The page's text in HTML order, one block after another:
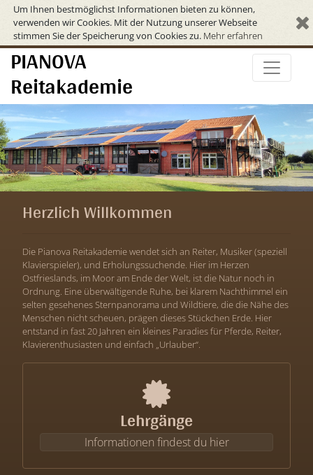
Um Ihnen bestmöglichst Informationen bieten zu können,
verwenden wir Cookies. Mit der Nutzung unserer Webseite
stimmen Sie der Speicherung von Cookies zu. Mehr erfahren
PIANOVA
Reitakademie
Herzlich Willkommen
Die Pianova Reitakademie wendet sich an Reiter, Musiker (speziell
Klavierspieler), und Erholungssuchende. Hier im Herzen
Ostfrieslands, im Moor am Ende der Welt, ist die Natur noch in
Ordnung. Eine überwältigende Ruhe, bei klarem Nachthimmel ein
selten gesehenes Sternpanorama und Wildtiere, die die Nähe des
Menschen nicht scheuen, prägen dieses Stückchen Erde. Hier
entstand in fast 20 Jahren ein kleines Paradies für Pferde, Reiter,
Klavierenthusiasten und einfach „Urlauber“.
Lehrgänge
Informationen findest du hier